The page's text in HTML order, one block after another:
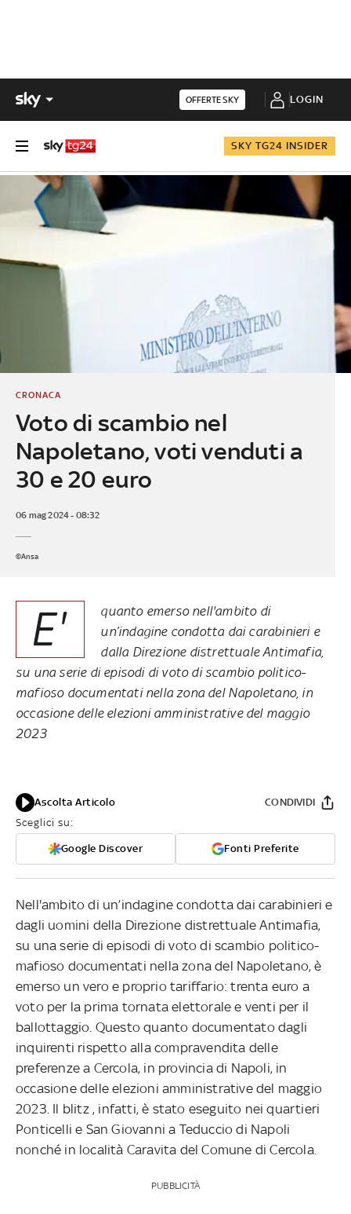
OFFERTE SKY LOGIN
SKY TG24 INSIDER
Voto di scambio nel
Napoletano, voti venduti a
30 e 20 euro
CRONACA
06 mag 2024 - 08:32
©Ansa
E'
quanto emerso nell'ambito di
un’indagine condotta dai carabinieri e
dalla Direzione distrettuale Antimafia,
su una serie di episodi di voto di scambio politico-
mafioso documentati nella zona del Napoletano, in
occasione delle elezioni amministrative del maggio
2023
Ascolta Articolo
Sceglici su:
Google Discover Fonti Preferite
CONDIVIDI
Nell'ambito di un’indagine condotta dai carabinieri e
dagli uomini della Direzione distrettuale Antimafia,
su una serie di episodi di voto di scambio politico-
mafioso documentati nella zona del Napoletano, è
emerso un vero e proprio tariffario: trenta euro a
voto per la prima tornata elettorale e venti per il
ballottaggio. Questo quanto documentato dagli
inquirenti rispetto alla compravendita delle
preferenze a Cercola, in provincia di Napoli, in
occasione delle elezioni amministrative del maggio
2023. Il blitz , infatti, è stato eseguito nei quartieri
Ponticelli e San Giovanni a Teduccio di Napoli
nonché in località Caravita del Comune di Cercola.
PUBBLICITÀ